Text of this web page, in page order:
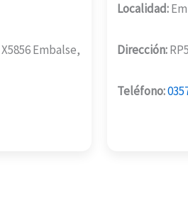
Embalse,
Localidad:
Dirección:
Teléfono: